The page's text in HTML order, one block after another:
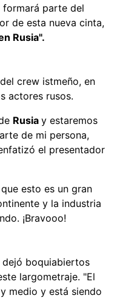
formará parte del
de esta nueva cinta,
Rusia".
crew istmeño, en
actores rusos.
Rusia y estaremos
de mi persona,
el presentador
esto es un gran
y la industria
¡Bravooo!
dejó boquiabiertos
largometraje. "El
medio y está siendo